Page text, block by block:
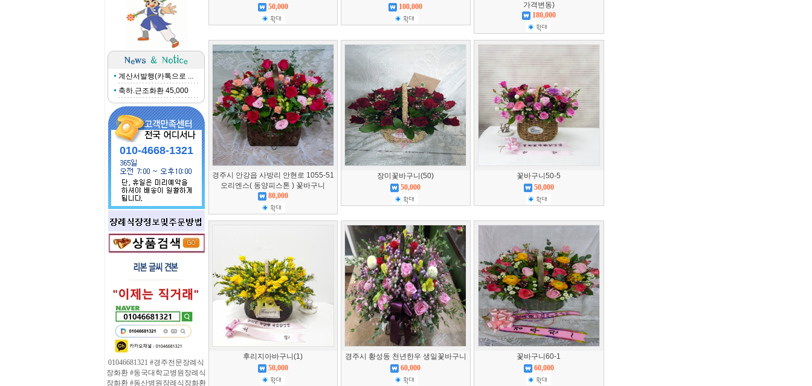
계산서발행(카톡으로 ...
축하.근조화환 45,000
010-4668-1321
01046681321 #경주전문장례식
장화환 #동국대학교병원장례식
장화환 #동산병원장례식장화환
50,000
100,000
가격변동)
180,000
경주시 안강읍 사방리 안현로 1055-51
오리엔스( 동양피스톤 ) 꽃바구니
80,000
장미꽃바구니(50)
50,000
꽃바구니50-5
50,000
후리지아바구니(1)
50,000
경주시 황성동 천년한우 생일꽃바구니
60,000
꽃바구니60-1
60,000